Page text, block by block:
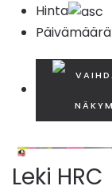
Hinta
Päivämäärä
Leki HRC